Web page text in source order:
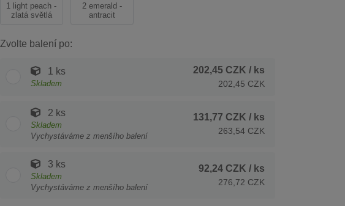
1 light peach -
zlatá světlá
2 emerald -
antracit
Zvolte balení po:
1 ks
Skladem
202,45 CZK / ks
202,45 CZK
2 ks
Skladem
Vychystáváme z menšího balení
131,77 CZK / ks
263,54 CZK
3 ks
Skladem
Vychystáváme z menšího balení
92,24 CZK / ks
276,72 CZK